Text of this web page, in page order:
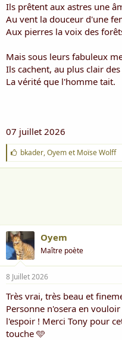
Ils prêtent aux astres une
Au vent la douceur d'une
Aux pierres la voix des
Mais sous leurs fabuleux
Ils cachent, au plus clair
La vérité que l'homme tait.
07 juillet 2026
J
'
a
bkader,Oyemet Moïse Wolff
Oyem
Maître poète
8 Juillet 2026
Très vrai, très beau et
Personne n'osera en
l'espoir ! Merci Tony pour
touche 🩵